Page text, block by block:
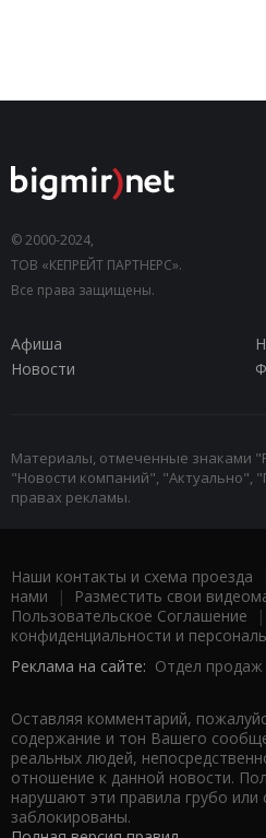
© 2000-2024,
ТОВ «КЕПРЕЙТ ПАРТНЕРС».
Все права защищены.
Афиша
Новости
Материалы, отмеченные знаками
"Новости компаний", "Актуально",
правах рекламы.
Наши контакты и схема проезда
нами | Разместить свои
Пользовательское Соглашение |
конфиденциальности и
Реклама на сайте: Отдел
Оставляя комментарий,
содержание и тон Вашего
реальных людей,
отношение к данной новости.
нарушают эти правила грубо или
заблокированы.